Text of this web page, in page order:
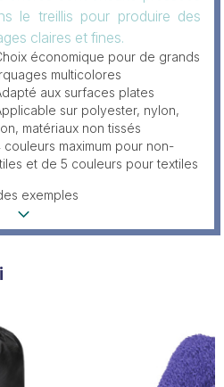
le treillis pour produire des
claires et fines.
économique pour de grands
multicolores
aux surfaces plates
sur polyester, nylon,
matériaux non tissés
couleurs maximum pour non-
et de 5 couleurs pour textiles
exemples